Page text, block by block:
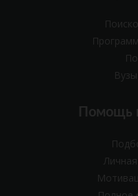
Помощь